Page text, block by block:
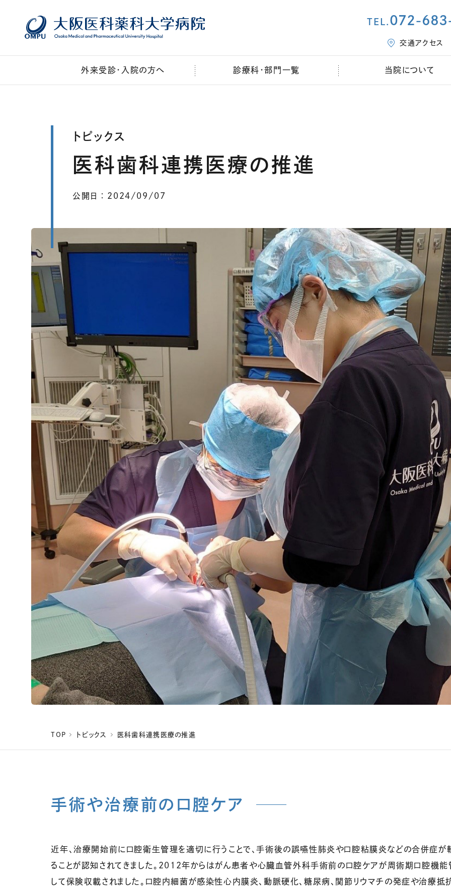
TEL. 072-
交通アクセス
外来受診・入院の方へ 診療科・部門一覧 当院について
トピックス
医科歯科連携医療の推進
公開日 2024/09/07
TOP トピックス 医科歯科連携医療の推進
手術や治療前の口腔ケア
近年、治療開始前に口腔衛生管理を適切に行うことで、手術後の誤嚥性肺炎や口腔粘膜炎などの合併症が
ることが認知されてきました。2012年からはがん患者や心臓血管外科手術前の口腔ケアが周術期口腔機能
して保険収載されました。口腔内細菌が感染性心内膜炎、動脈硬化、糖尿病、関節リウマチの発症や治療抵